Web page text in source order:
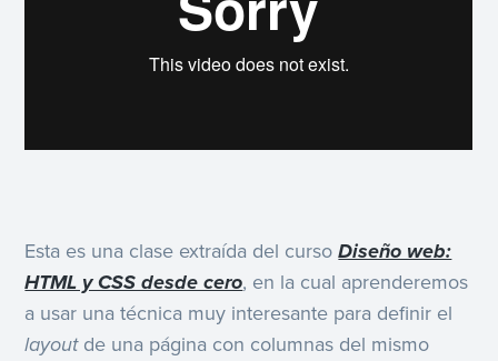
Esta es una clase extraída del cursoDiseño web:
HTML y CSS desde cero, en la cual aprenderemos
a usar una técnica muy interesante para definir el
layoutde una página con columnas del mismo